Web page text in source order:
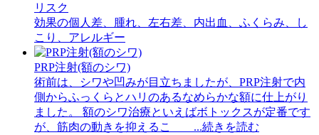
リスク
効果の個人差、腫れ、左右差、内出血、ふくらみ、し
こり、アレルギー
PRP注射(額のシワ)
術前は、シワや凹みが目立ちましたが、PRP注射で内
側からふっくらとハリのあるなめらかな額に仕上がり
ました。 額のシワ治療といえばボトックスが定番です
が、筋肉の動きを抑えるこ ...続きを読む